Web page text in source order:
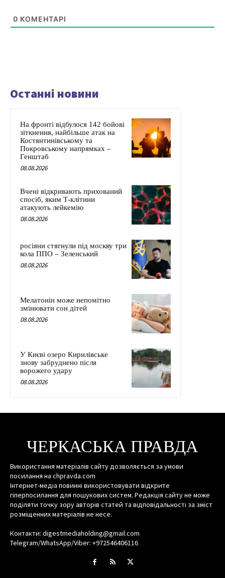
0 КОМЕНТАРІ
Останні новини
На фронті відбулося 142 бойові
зіткнення, найбільше атак на
Костянтинівському та
Покровському напрямках –
Генштаб
08.08.2026
Вчені відкривають прихований
спосіб, яким Т-клітини
атакують лейкемію
08.08.2026
росіяни стягнули під москву три
кола ППО – Зеленський
08.08.2026
Мелатонін може непомітно
змінювати сон дітей
08.08.2026
У Києві озеро Кирилівське
знову забруднено після
ворожего удару
08.08.2026
ЧЕРКАСЬКА ПРАВДА
Використання матеріалів сайту дозволяється за умови
посилання на chpravda.com
Інтернет-медіа повинні використовувати відкрите
гіперпосилання для пошукових систем. Редакція сайту не може
поділяти точку зору авторів статей та відповідальності за зміст
розміщенних матеріалів не несе.
Контакти: digestmediaholding@gmail.com
Telegram/WhatsApp/Viber: +972546406116